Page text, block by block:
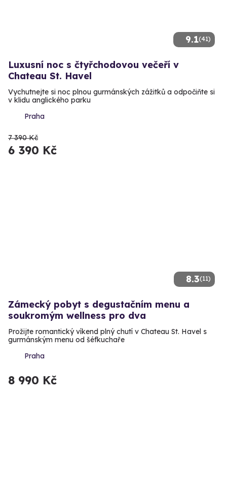
9.1(41)
Luxusní noc s čtyřchodovou večeří v
Chateau St. Havel
Vychutnejte si noc plnou gurmánských zážitků a odpočiňte si
v klidu anglického parku
Praha
7 390 Kč
6 390 Kč
8.3(11)
Zámecký pobyt s degustačním menu a
soukromým wellness pro dva
Prožijte romantický víkend plný chutí v Chateau St. Havel s
gurmánským menu od šéfkuchaře
Praha
8 990 Kč